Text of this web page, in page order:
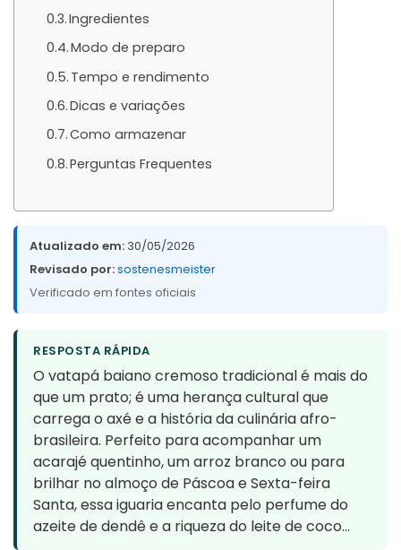
Ingredientes
Modo de preparo
Tempo e rendimento
Dicas e variações
Como armazenar
Perguntas Frequentes
Atualizado em: 30/05/2026
Revisado por:sostenesmeister
Verificado em fontes oficiais
RESPOSTA RÁPIDA
O vatapá baiano cremoso tradicional é mais do
que um prato; é uma herança cultural que
carrega o axé e a história da culinária afro-
brasileira. Perfeito para acompanhar um
acarajé quentinho, um arroz branco ou para
brilhar no almoço de Páscoa e Sexta-feira
Santa, essa iguaria encanta pelo perfume do
azeite de dendê e a riqueza do leite de coco…